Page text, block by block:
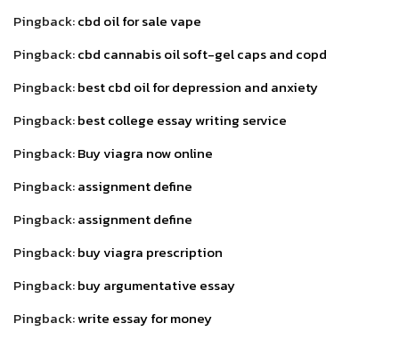
Pingback:cbd oil for sale vape
Pingback:cbd cannabis oil soft-gel caps and copd
Pingback:best cbd oil for depression and anxiety
Pingback:best college essay writing service
Pingback:Buy viagra now online
Pingback:assignment define
Pingback:assignment define
Pingback:buy viagra prescription
Pingback:buy argumentative essay
Pingback:write essay for money